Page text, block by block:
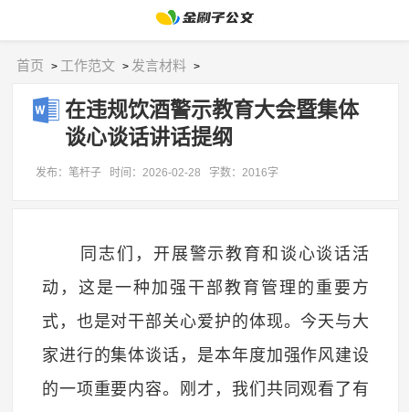
首页 > 工作范文 > 发言材料 >
在违规饮酒警示教育大会暨集体
谈心谈话讲话提纲
发布：笔杆子 时间：2026-02-28 字数：2016字
同志们，开展警示教育和谈心谈话活
动，这是一种加强干部教育管理的重要方
式，也是对干部关心爱护的体现。今天与大
家进行的集体谈话，是本年度加强作风建设
的一项重要内容。刚才，我们共同观看了有